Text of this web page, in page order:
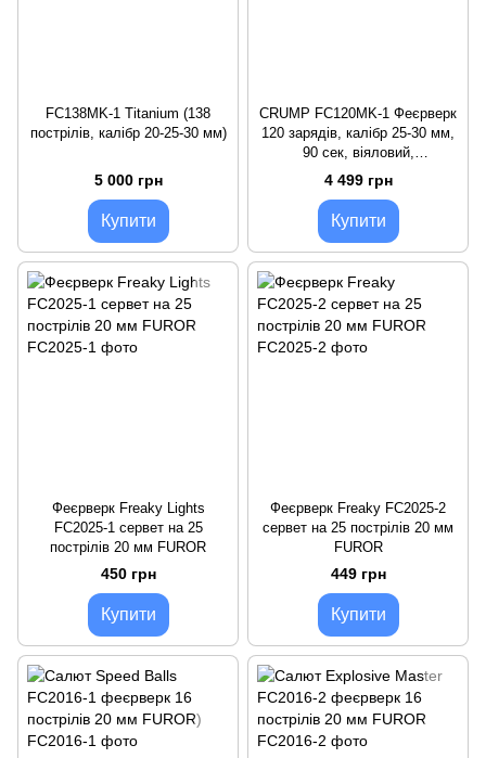
FC138MK-1 Titanium (138
пострілів, калібр 20-25-30 мм)
5 000 грн
Купити
CRUMP FC120MK-1 Феєрверк
120 зарядів, калібр 25-30 мм,
90 сек, віяловий,
різноккаліберний серют
4 499 грн
Купити
Феєрверк Freaky Lights
FC2025-1 сервет на 25
пострілів 20 мм FUROR
450 грн
Купити
Феєрверк Freaky FC2025-2
сервет на 25 пострілів 20 мм
FUROR
449 грн
Купити